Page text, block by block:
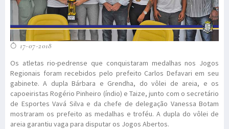
17-07-2018
Os atletas rio-pedrense que conquistaram medalhas nos Jogos
Regionais foram recebidos pelo prefeito Carlos Defavari em seu
gabinete. A dupla Bárbara e Grendha, do vôlei de areia, e os
capoeiristas Rogério Pinheiro (índio) e Taize, junto com o secretário
de Esportes Vavá Silva e da chefe de delegação Vanessa Botam
mostraram os prefeito as medalhas e troféu. A dupla do vôlei de
areia garantiu vaga para disputar os Jogos Abertos.